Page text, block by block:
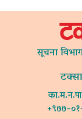
सूचना
+९७७-